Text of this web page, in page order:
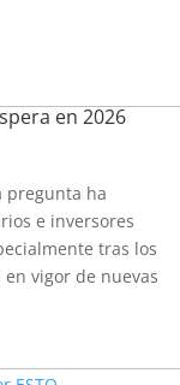
en 2026
pregunta ha
e inversores
tras los
vigor de nuevas